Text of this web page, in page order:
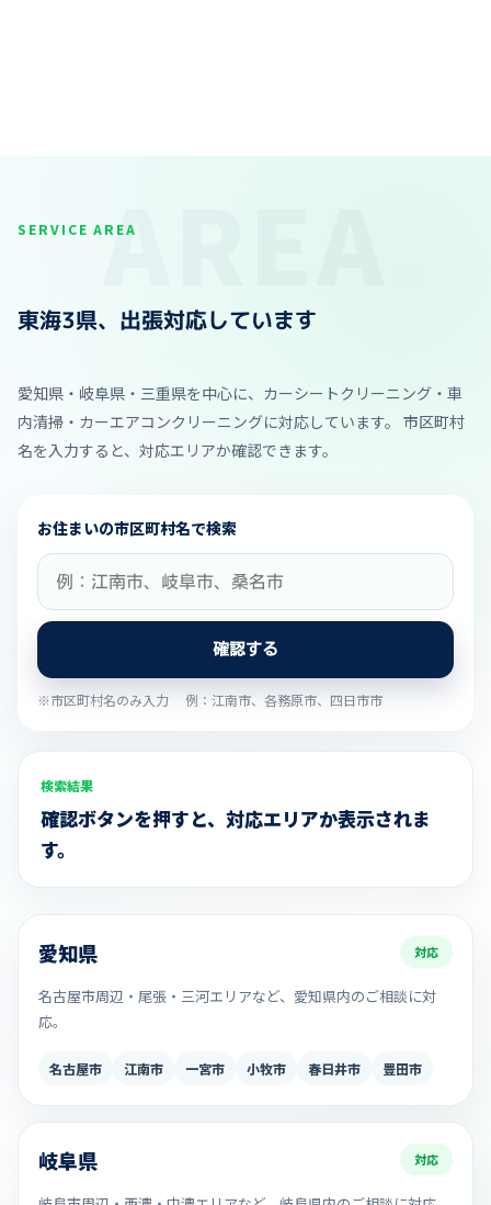
SERVICE AREA
東海3県、出張対応しています
愛知県・岐阜県・三重県を中心に、カーシートクリーニング・車
内清掃・カーエアコンクリーニングに対応しています。 市区町村
名を入力すると、対応エリアか確認できます。
お住まいの市区町村名で検索
確認する
※市区町村名のみ入力 例：江南市、各務原市、四日市市
検索結果
確認ボタンを押すと、対応エリアか表示されま
す。
愛知県 対応
名古屋市周辺・尾張・三河エリアなど、愛知県内のご相談に対
応。
名古屋市 江南市 一宮市 小牧市 春日井市 豊田市
岐阜県 対応